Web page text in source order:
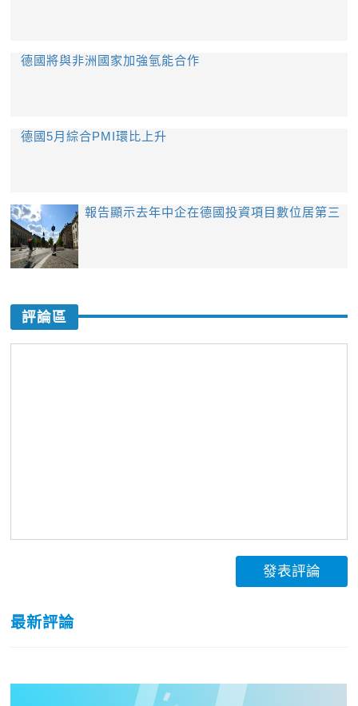
德國將與非洲國家加強氫能合作
德國5月綜合PMI環比上升
報告顯示去年中企在德國投資項目數位居第三
評論區
發表評論
最新評論